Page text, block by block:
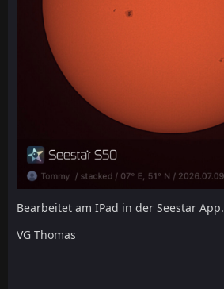
Bearbeitet am IPad in der Seestar App.
VG Thomas